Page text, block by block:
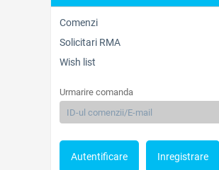
Comenzi
Solicitari RMA
Wish list
Urmarire comanda
Autentificare Inregistrare